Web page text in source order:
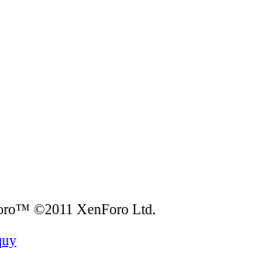
©2011 XenForo Ltd.